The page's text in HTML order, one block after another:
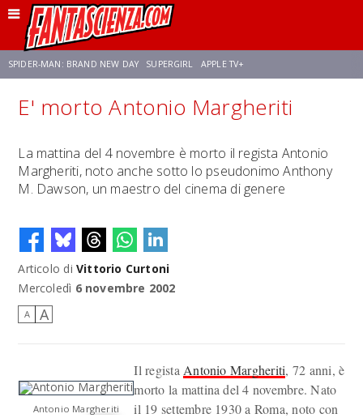
SPIDER-MAN: BRAND NEW DAY SUPERGIRL APPLE TV+
FRANCO RICCIARDIELLO ZENDAYA STAR TREK AVENGERS: DOOMSDAY
NETFLIX SADIE SINK CELIA ROSE GOODING
E' morto Antonio Margheriti
La mattina del 4 novembre è morto il regista Antonio
Margheriti, noto anche sotto lo pseudonimo Anthony
M. Dawson, un maestro del cinema di genere
Articolo di Vittorio Curtoni
Mercoledì 6 novembre 2002
A A
Antonio Margheriti
Il regista Antonio Margheriti, 72 anni, è
morto la mattina del 4 novembre. Nato
il 19 settembre 1930 a Roma, noto con